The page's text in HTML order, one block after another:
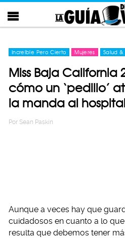
Increíble Pero Cierto Mujeres Salud
Miss Baja California
cómo un ‘pedillo’
la manda al
Por Sean Paskin
Aunque a veces hay que
cuidadosos en cuanto a lo
resulta que debemos tener